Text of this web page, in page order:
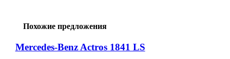
Похожие предложения
Mercedes-Benz Actros 1841 LS